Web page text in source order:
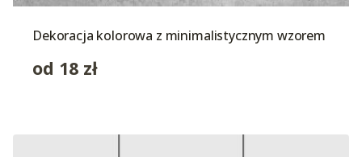
Dekoracja kolorowa z minimalistycznym wzorem
od 18 zł